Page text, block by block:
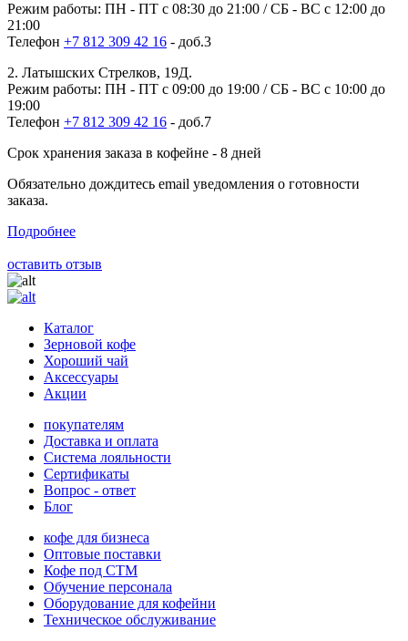
Режим работы: ПН - ПТ с 08:30 до 21:00 / СБ - ВС с 12:00 до
21:00
Телефон +7 812 309 42 16 - доб.3
2. Латышских Стрелков, 19Д.
Режим работы: ПН - ПТ с 09:00 до 19:00 / СБ - ВС с 10:00 до
19:00
Телефон +7 812 309 42 16 - доб.7
Срок хранения заказа в кофейне - 8 дней
Обязательно дождитесь email уведомления о готовности
заказа.
Подробнее
оставить отзыв
Каталог
Зерновой кофе
Хороший чай
Аксессуары
Акции
покупателям
Доставка и оплата
Система лояльности
Сертификаты
Вопрос - ответ
Блог
кофе для бизнеса
Оптовые поставки
Кофе под СТМ
Обучение персонала
Оборудование для кофейни
Техническое обслуживание